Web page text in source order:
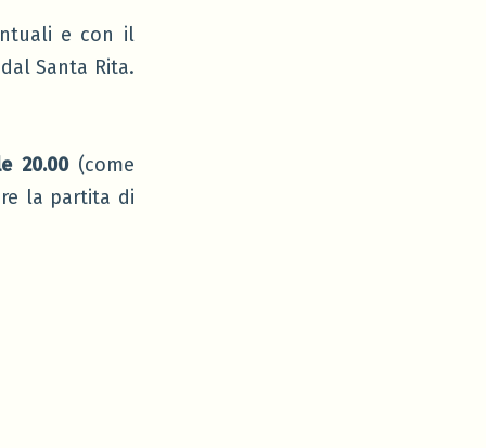
e con il
Santa Rita.
20.00(come
la partita di